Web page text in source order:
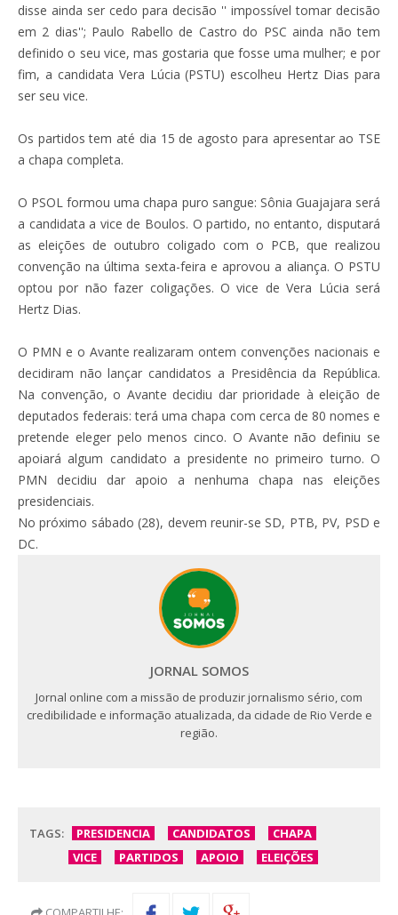
disse ainda ser cedo para decisão '' impossível tomar decisão
em 2 dias''; Paulo Rabello de Castro do PSC ainda não tem
definido o seu vice, mas gostaria que fosse uma mulher; e por
fim, a candidata Vera Lúcia (PSTU) escolheu Hertz Dias para
ser seu vice.
Os partidos tem até dia 15 de agosto para apresentar ao TSE
a chapa completa.
O PSOL formou uma chapa puro sangue: Sônia Guajajara será
a candidata a vice de Boulos. O partido, no entanto, disputará
as eleições de outubro coligado com o PCB, que realizou
convenção na última sexta-feira e aprovou a aliança. O PSTU
optou por não fazer coligações. O vice de Vera Lúcia será
Hertz Dias.
O PMN e o Avante realizaram ontem convenções nacionais e
decidiram não lançar candidatos a Presidência da República.
Na convenção, o Avante decidiu dar prioridade à eleição de
deputados federais: terá uma chapa com cerca de 80 nomes e
pretende eleger pelo menos cinco. O Avante não definiu se
apoiará algum candidato a presidente no primeiro turno. O
PMN decidiu dar apoio a nenhuma chapa nas eleições
presidenciais.
No próximo sábado (28), devem reunir-se SD, PTB, PV, PSD e
DC.
JORNAL SOMOS
Jornal online com a missão de produzir jornalismo sério, com
credibilidade e informação atualizada, da cidade de Rio Verde e
região.
TAGS: PRESIDENCIA CANDIDATOS
CHAPA
VICE
PARTIDOS APOIO ELEIÇÕES